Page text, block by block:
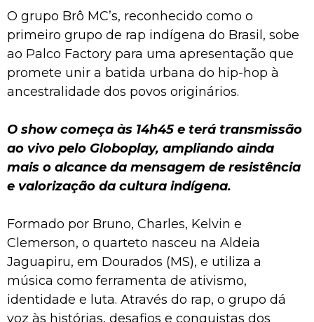
O grupo Brô MC’s, reconhecido como o
primeiro grupo de rap indígena do Brasil, sobe
ao Palco Factory para uma apresentação que
promete unir a batida urbana do hip-hop à
ancestralidade dos povos originários.
O show começa às 14h45 e terá transmissão
ao vivo pelo Globoplay, ampliando ainda
mais o alcance da mensagem de resistência
e valorização da cultura indígena.
Formado por Bruno, Charles, Kelvin e
Clemerson, o quarteto nasceu na Aldeia
Jaguapiru, em Dourados (MS), e utiliza a
música como ferramenta de ativismo,
identidade e luta. Através do rap, o grupo dá
voz às histórias, desafios e conquistas dos